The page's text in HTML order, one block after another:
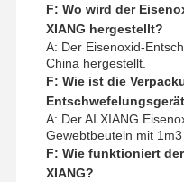
F: Wo wird der
XIANG hergestellt?
A: Der Eisenoxid-
China hergestellt.
F: Wie ist die
A: Der AI XIANG
Gewebtbeuteln mit
F: Wie funktioniert
XIANG?